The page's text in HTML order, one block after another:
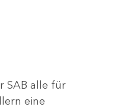
SAB alle für
eine